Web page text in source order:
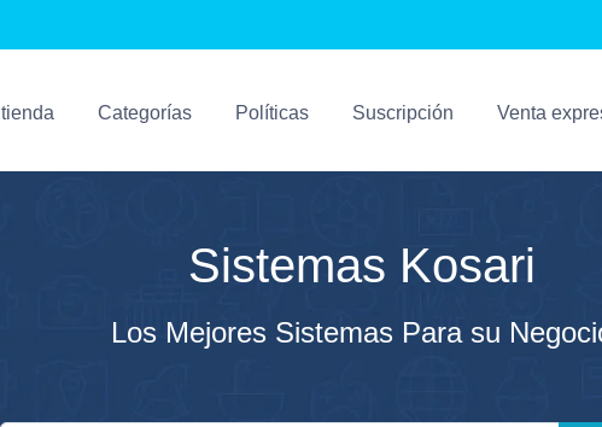
tienda Categorías Políticas Suscripción Venta
Sistemas Kosari
Los Mejores Sistemas Para su